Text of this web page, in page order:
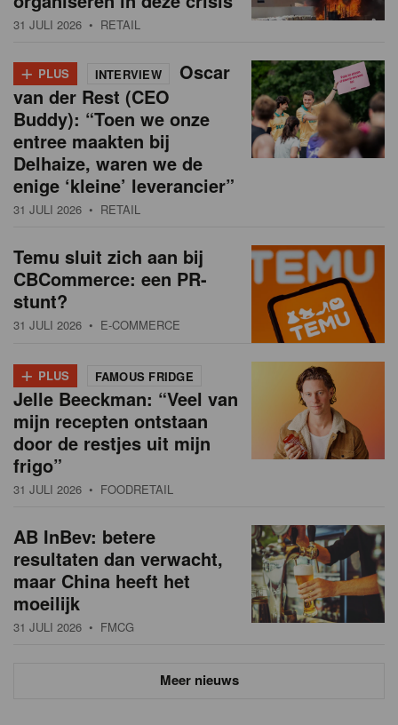
31 JULI 2026 • RETAIL
+ PLUS INTERVIEW
Oscar
van der Rest (CEO
Buddy): “Toen we onze
entree maakten bij
Delhaize, waren we de
enige ‘kleine’ leverancier”
31 JULI 2026 • RETAIL
Temu sluit zich aan bij
CBCommerce: een PR-
stunt?
31 JULI 2026 • E-COMMERCE
+ PLUS FAMOUS FRIDGE
Jelle Beeckman: “Veel van
mijn recepten ontstaan
door de restjes uit mijn
frigo”
31 JULI 2026 • FOODRETAIL
AB InBev: betere
resultaten dan verwacht,
maar China heeft het
moeilijk
31 JULI 2026 • FMCG
Meer nieuws